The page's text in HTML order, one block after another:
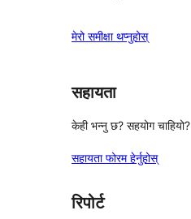
मेरो समीक्षा थप्नुहोस्
सहायता
केही भन्नु छ? सहयोग चाहियो?
सहायता फोरम हेर्नुहोस्
रिपोर्ट